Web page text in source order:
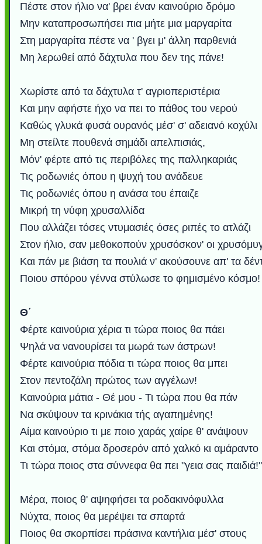
Πέστε στον ήλιο να' βρει έναν καινούριο δρόμο
Μην καταπροσωπήσει πια μήτε μια μαργαρίτα
Στη μαργαρίτα πέστε να ' βγει μ' άλλη παρθενιά
Μη λερωθεί από δάχτυλα που δεν της πάνε!
Χωρίστε από τα δάχτυλα τ' αγριοπεριστέρια
Και μην αφήστε ήχο να πει το πάθος του νερού
Καθώς γλυκά φυσά ουρανός μέσ' σ' αδειανό κοχύλι
Μη στείλτε πουθενά σημάδι απελπισιάς,
Μόν' φέρτε από τις περιβόλες της παλληκαριάς
Τις ροδωνιές όπου η ψυχή του ανάδευε
Τις ροδωνιές όπου η ανάσα του έπαιζε
Μικρή τη νύφη χρυσαλλίδα
Που αλλάζει τόσες ντυμασιές όσες ριπές το ατλάζι
Στον ήλιο, σαν μεθοκοπούν χρυσόσκον' οι
Και πάν με βιάση τα πουλιά ν' ακούσουνε απ' τα
Ποιου σπόρου γέννα στύλωσε το φημισμένο κόσμο!
Θ΄
Φέρτε καινούρια χέρια τι τώρα ποιος θα πάει
Ψηλά να νανουρίσει τα μωρά των άστρων!
Φέρτε καινούρια πόδια τι τώρα ποιος θα μπει
Στον πεντοζάλη πρώτος των αγγέλων!
Καινούρια μάτια - Θέ μου - Τι τώρα που θα πάν
Να σκύψουν τα κρινάκια τής αγαπημένης!
Αίμα καινούριο τι με ποιο χαράς χαίρε θ' ανάψουν
Και στόμα, στόμα δροσερόν από χαλκό κι αμάραντο
Τι τώρα ποιος στα σύννεφα θα πει "γεια σας παιδιά!"
Μέρα, ποιος θ' αψηφήσει τα ροδακινόφυλλα
Νύχτα, ποιος θα μερέψει τα σπαρτά
Ποιος θα σκορπίσει πράσινα καντήλια μέσ' στoυς